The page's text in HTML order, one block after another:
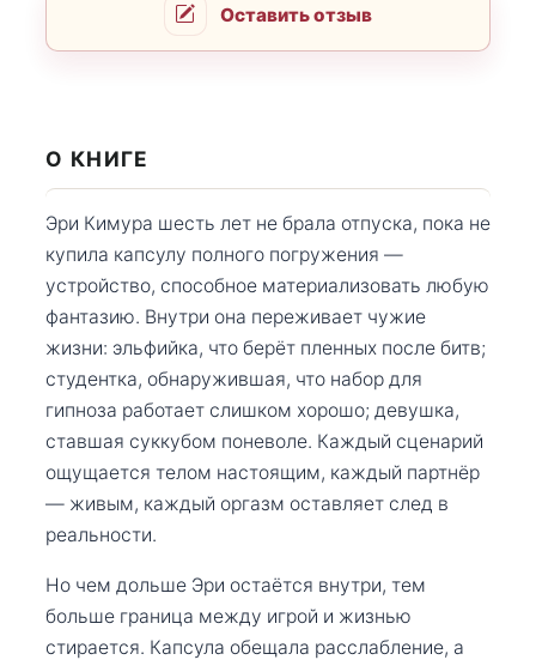
Оставить отзыв
О КНИГЕ
Эри Кимура шесть лет не брала отпуска, пока не
купила капсулу полного погружения —
устройство, способное материализовать любую
фантазию. Внутри она переживает чужие
жизни: эльфийка, что берёт пленных после битв;
студентка, обнаружившая, что набор для
гипноза работает слишком хорошо; девушка,
ставшая суккубом поневоле. Каждый сценарий
ощущается телом настоящим, каждый партнёр
— живым, каждый оргазм оставляет след в
реальности.
Но чем дольше Эри остаётся внутри, тем
больше граница между игрой и жизнью
стирается. Капсула обещала расслабление, а